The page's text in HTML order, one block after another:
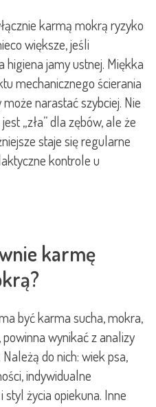
karmą mokrą ryzyko
większe, jeśli
higiena jamy ustnej. Miękka
mechanicznego ścierania
narastać szybciej. Nie
„zła” dla zębów, ale że
staje się regularne
kontrole u
karmę
być karma sucha, mokra,
wynikać z analizy
do nich: wiek psa,
indywidualne
życia opiekuna. Inne